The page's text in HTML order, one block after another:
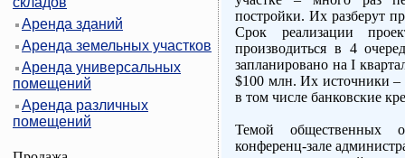
Аренда зданий
Аренда земельных участков
Аренда универсальных
помещений
Аренда различных
помещений
постройки. Их разберут
Срок реализации
производиться в 4
запланировано на I
$100 млн. Их источники –
в том числе банковские
Темой общественных
конференц-зале